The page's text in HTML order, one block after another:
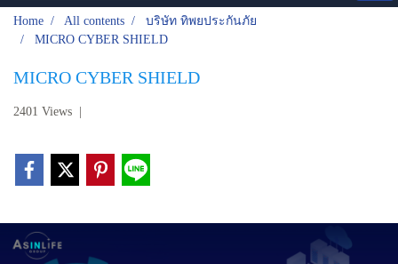
Home All contents
บริษัท ทิพยประกันภัย
MICRO CYBER SHIELD
MICRO CYBER SHIELD
2401 Views